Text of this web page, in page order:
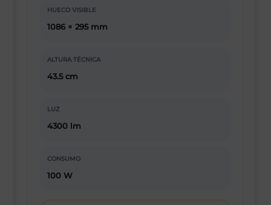
HUECO VISIBLE
1086 × 295 mm
ALTURA TÉCNICA
43.5 cm
LUZ
4300 lm
CONSUMO
100 W